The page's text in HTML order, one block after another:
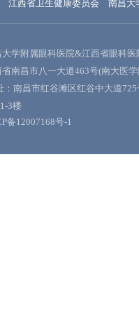
江西省卫生健康委员会 南昌大
大学附属眼科医院&江西省眼科医
省南昌市八一大道463号(南大医
：南昌市红谷滩区红谷中大道725
3楼
备12007168号-1